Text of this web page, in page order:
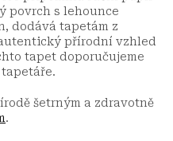
povrch s lehounce
dodává tapetám z
přírodní vzhled
tapet doporučujeme
šetrným a zdravotně
.